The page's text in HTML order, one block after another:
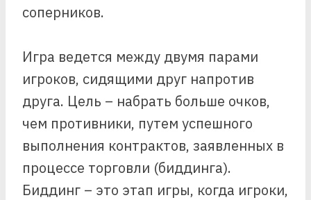
соперников.
Игра ведется между двумя парами
игроков, сидящими друг напротив
друга. Цель – набрать больше очков,
чем противники, путем успешного
выполнения контрактов, заявленных в
процессе торговли (биддинга).
Биддинг – это этап игры, когда игроки,